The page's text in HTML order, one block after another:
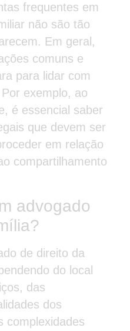
frequentes em
não são tão
Em geral,
comuns e
para lidar com
exemplo, ao
é essencial saber
que devem ser
em relação
compartilhamento
advogado
de direito da
do local
das
dos
complexidades